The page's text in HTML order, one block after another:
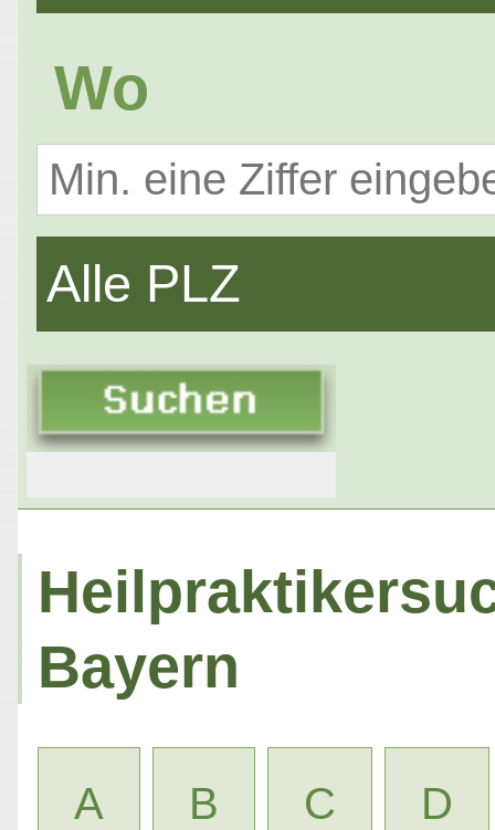
Wo
Alle PLZ
Bayern
A B C D